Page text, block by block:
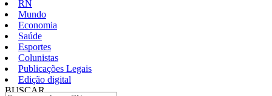
RN
Mundo
Economia
Saúde
Esportes
Colunistas
Publicações Legais
Edição digital
BUSCAR